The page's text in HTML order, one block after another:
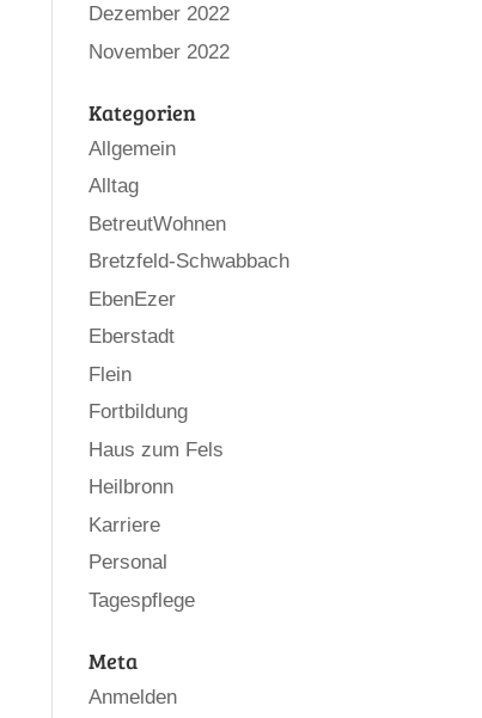
Dezember 2022
November 2022
Kategorien
Allgemein
Alltag
BetreutWohnen
Bretzfeld-Schwabbach
EbenEzer
Eberstadt
Flein
Fortbildung
Haus zum Fels
Heilbronn
Karriere
Personal
Tagespflege
Meta
Anmelden